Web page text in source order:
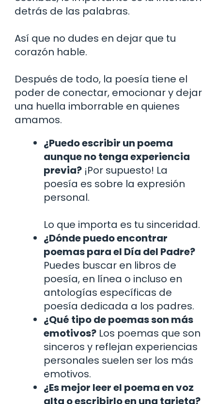
detrás de las palabras.
Así que no dudes en dejar que tu
corazón hable.
Después de todo, la poesía tiene el
poder de conectar, emocionar y dejar
una huella imborrable en quienes
amamos.
¿Puedo escribir un poema
aunque no tenga experiencia
previa? ¡Por supuesto! La
poesía es sobre la expresión
personal.
Lo que importa es tu sinceridad.
¿Dónde puedo encontrar
poemas para el Día del Padre?
Puedes buscar en libros de
poesía, en línea o incluso en
antologías específicas de
poesía dedicada a los padres.
¿Qué tipo de poemas son más
emotivos? Los poemas que son
sinceros y reflejan experiencias
personales suelen ser los más
emotivos.
¿Es mejor leer el poema en voz
alta o escribirlo en una tarjeta?